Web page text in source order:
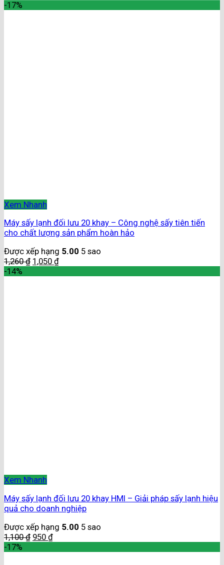
-17%
Xem Nhanh
Máy sấy lạnh đối lưu 20 khay – Công nghệ sấy tiên tiến
cho chất lượng sản phẩm hoàn hảo
Được xếp hạng 5.00 5 sao
1,260₫ 1,050 ₫
-14%
Xem Nhanh
Máy sấy lạnh đối lưu 20 khay HMI – Giải pháp sấy lạnh hiệu
quả cho doanh nghiệp
Được xếp hạng 5.00 5 sao
1,100₫ 950 ₫
-17%